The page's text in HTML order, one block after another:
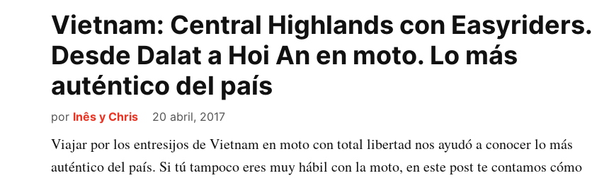
Vietnam: Central Highlands con Easyriders.
Desde Dalat a Hoi An en moto. Lo más
auténtico del país
por Inês y Chris 20 abril, 2017
Viajar por los entresijos de Vietnam en moto con total libertad nos ayudó a conocer lo más
auténtico del país. Si tú tampoco eres muy hábil con la moto, en este post te contamos cómo